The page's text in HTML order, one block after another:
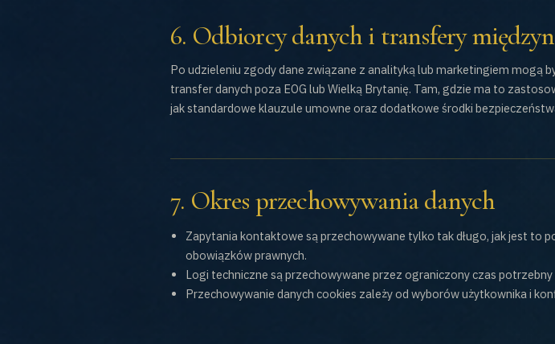
6. Odbiorcy danych i transfery
Po udzieleniu zgody dane związane z analityką lub marketingiem
transfer danych poza EOG lub Wielką Brytanię. Tam, gdzie ma to
jak standardowe klauzule umowne oraz dodatkowe środki
7. Okres przechowywania danych
Zapytania kontaktowe są przechowywane tylko tak długo, jak jest to
obowiązków prawnych.
Logi techniczne są przechowywane przez ograniczony czas potrzebny
Przechowywanie danych cookies zależy od wyborów użytkownika i